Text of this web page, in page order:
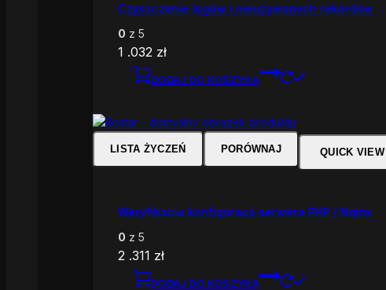
Czyszczenie logów i nieużywanych rekordów
0 z 5
1 .032 zł
DODAJ DO KOSZYKA
LISTA ŻYCZEŃ PORÓWNAJ QUICK VIEW
Weryfikacja konfiguracji serwera PHP / Nginx
0 z 5
2 .311 zł
DODAJ DO KOSZYKA